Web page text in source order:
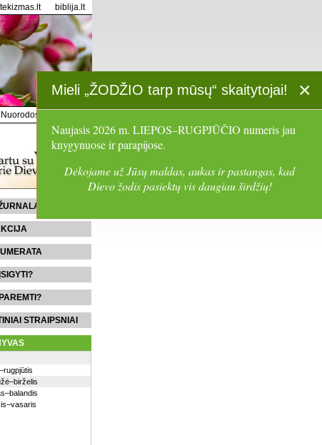
biblija.lt
Nuorodos
STRAIPSNIAI
Mieli „ŽODŽIO tarp mūsų“ skaitytojai! ×
Naujasis 2026 m. LIEPOS–RUGPJŪČIO numeris jau
knygynuose ir parapijose.
Dėkojame už Jūsų maldas, aukas ir pastangas, kad
Dievo žodis pasiektų vis daugiau širdžių!